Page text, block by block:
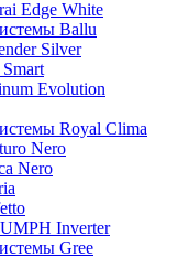
Edge White
Ballu
Silver
Evolution
Royal Clima
Nero
Nero
Inverter
Gree